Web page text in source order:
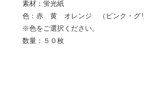
素材：蛍光紙
色：赤 黄 オレンジ （ピンク・グリ
※色をご選択ください。
数量：５０枚